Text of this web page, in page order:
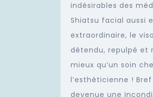
indésirables des
Shiatsu facial aussi
extraordinaire, le
détendu, repulpé et
mieux qu’un soin
l’esthéticienne !
devenue une